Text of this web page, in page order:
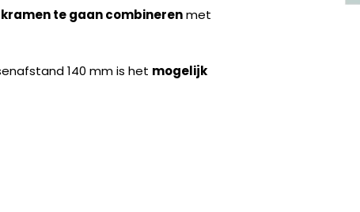
te gaan combinerenmet
140 mm is het mogelijk